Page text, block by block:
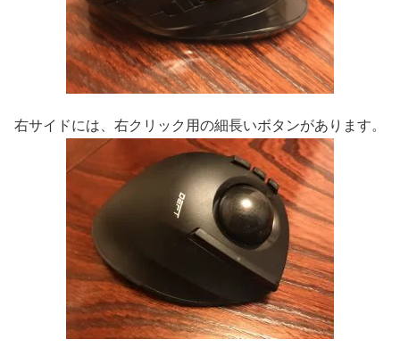
右サイドには、右クリック用の細長いボタンがあります。